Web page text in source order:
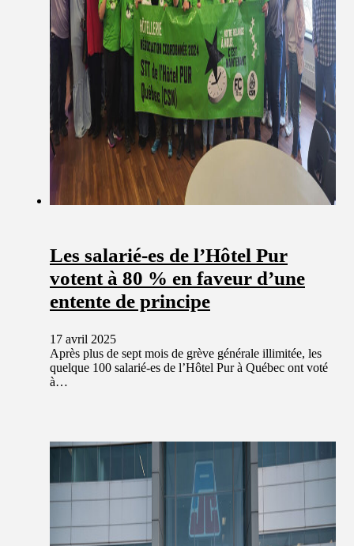
Les salarié-es de l’Hôtel Pur
votent à 80 % en faveur d’une
entente de principe
17 avril 2025
Après plus de sept mois de grève générale illimitée, les
quelque 100 salarié-es de l’Hôtel Pur à Québec ont voté
à…